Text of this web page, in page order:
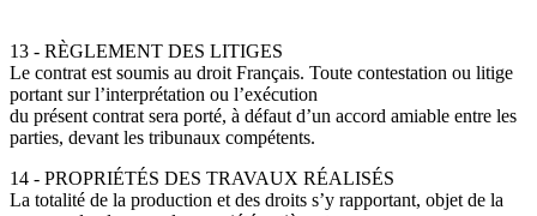
13 - RÈGLEMENT DES LITIGES
Le contrat est soumis au droit Français. Toute contestation ou litige
portant sur l’interprétation ou l’exécution
du présent contrat sera porté, à défaut d’un accord amiable entre les
parties, devant les tribunaux compétents.
14 - PROPRIÉTÉS DES TRAVAUX RÉALISÉS
La totalité de la production et des droits s’y rapportant, objet de la